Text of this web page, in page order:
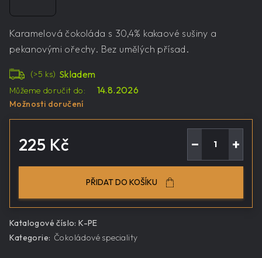
Karamelová čokoláda s 30,4% kakaové sušiny a
pekanovými ořechy. Bez umělých přísad.
Skladem
(>5 ks)
Můžeme doručit do:
14.8.2026
Možnosti doručení
225 Kč +
−
PŘIDAT DO KOŠÍKU
Katalogové číslo: K-PE
Kategorie: Čokoládové speciality